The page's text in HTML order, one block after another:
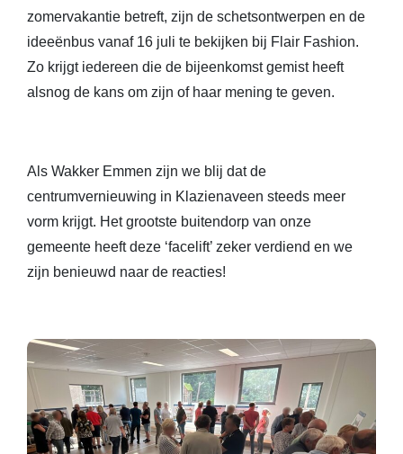
zomervakantie betreft, zijn de schetsontwerpen en de
ideeënbus vanaf 16 juli te bekijken bij Flair Fashion.
Zo krijgt iedereen die de bijeenkomst gemist heeft
alsnog de kans om zijn of haar mening te geven.
Als Wakker Emmen zijn we blij dat de
centrumvernieuwing in Klazienaveen steeds meer
vorm krijgt. Het grootste buitendorp van onze
gemeente heeft deze ‘facelift’ zeker verdiend en we
zijn benieuwd naar de reacties!